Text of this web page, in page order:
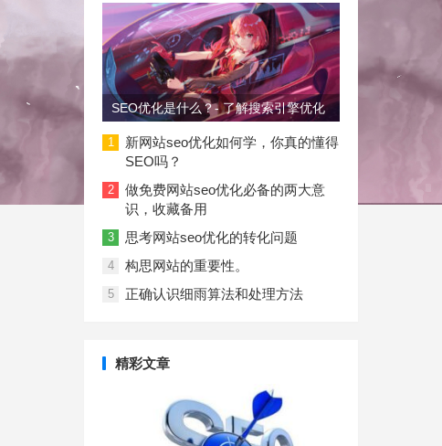
SEO优化是什么？- 了解搜索引擎优化
1
新网站seo优化如何学，你真的懂得
SEO吗？
2
做免费网站seo优化必备的两大意
识，收藏备用
3 思考网站seo优化的转化问题
4 构思网站的重要性。
5 正确认识细雨算法和处理方法
精彩文章